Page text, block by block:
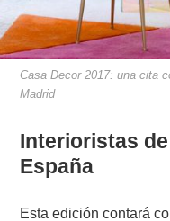
Casa Decor 2017: una cita
Madrid
Interioristas
España
Esta edición contará